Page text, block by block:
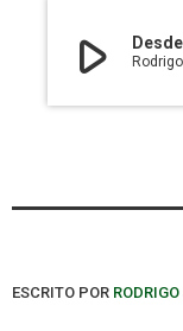
play_arrow
ESCRITO POR